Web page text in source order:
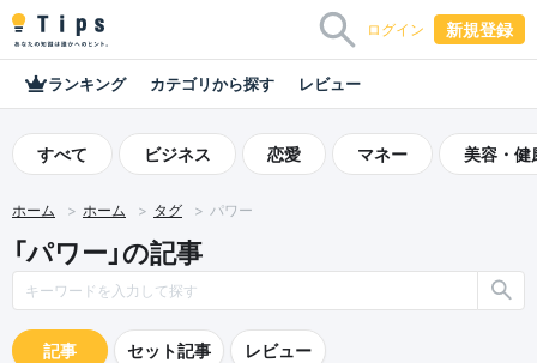
ログイン 新規登録
ランキング カテゴリから探す レビュー
すべて ビジネス 恋愛 マネー 美容・健
ホーム ホーム タグ パワー
「パワー」の記事
記事 セット記事 レビュー